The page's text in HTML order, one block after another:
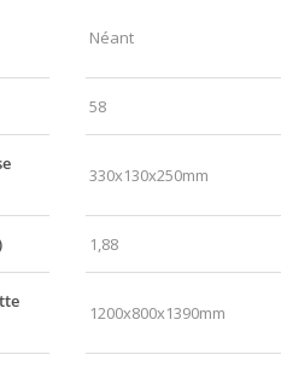
Néant
58
330x130x250mm
1,88
1200x800x1390mm